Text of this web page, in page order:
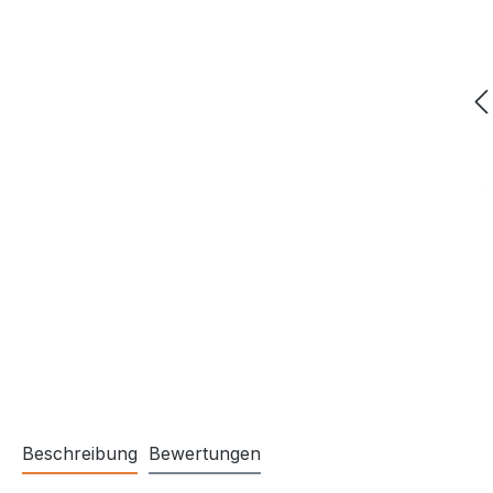
Beschreibung Bewertungen